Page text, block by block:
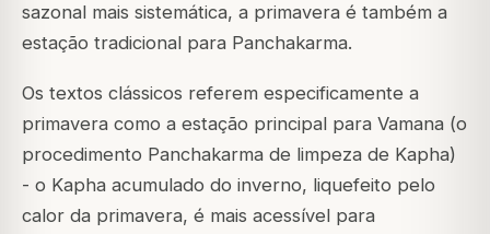
sazonal mais sistemática, a primavera é também a
estação tradicional para Panchakarma.
Os textos clássicos referem especificamente a
primavera como a estação principal para Vamana (o
procedimento Panchakarma de limpeza de Kapha)
- o Kapha acumulado do inverno, liquefeito pelo
calor da primavera, é mais acessível para